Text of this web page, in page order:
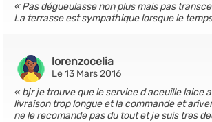
Pas dégueulasse non plus mais pas
La terrasse est sympathique lorsque le
lorenzocelia
Le 13 Mars 2016
bjr je trouve que le service d aceuille laice
livraison trop longue et la commande et
ne le recomande pas du tout et je suis tres